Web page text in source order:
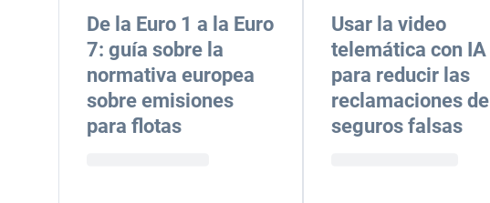
De la Euro 1 a la Euro
7: guía sobre la
normativa europea
sobre emisiones
para flotas
Usar la video
telemática con IA
para reducir las
reclamaciones de
seguros falsas